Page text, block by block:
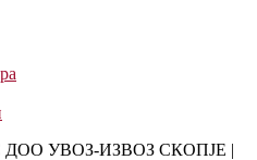
УВОЗ-ИЗВОЗ СКОПЈЕ |